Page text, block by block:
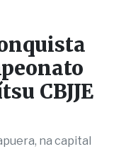
CBJJE
na capital